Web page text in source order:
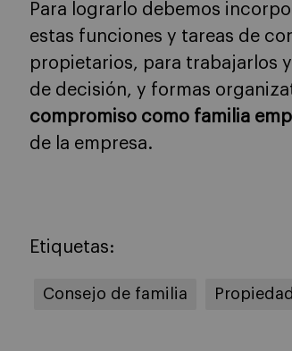
Para lograrlo debemos
estas funciones y tareas de
propietarios, para trabajarlos
de decisión, y formas
compromiso como familia
de la empresa.
Etiquetas:
Consejo de familia Propiedad